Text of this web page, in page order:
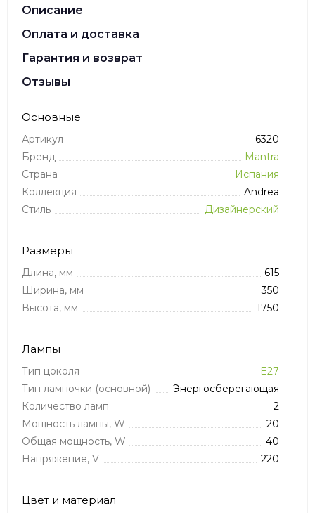
Описание
Оплата и доставка
Гарантия и возврат
Отзывы
Основные
Артикул
6320
Бренд
Mantra
Страна
Испания
Коллекция
Andrea
Стиль
Дизайнерский
Размеры
Длина, мм
615
Ширина, мм
350
Высота, мм
1750
Лампы
Тип цоколя
E27
Тип лампочки (основной)
Энергосберегающая
Количество ламп
2
Мощность лампы, W
20
Общая мощность, W
40
Напряжение, V
220
Цвет и материал